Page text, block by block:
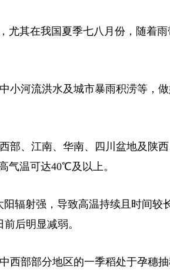
其在我国夏季七八月份，随着雨
河流洪水及城市暴雨积涝等，做
、江南、华南、四川盆地及陕
气温可达40℃及以上。
辐射强，导致高温持续且时间较
后明显减弱。
部部分地区的一季稻处于孕穗抽